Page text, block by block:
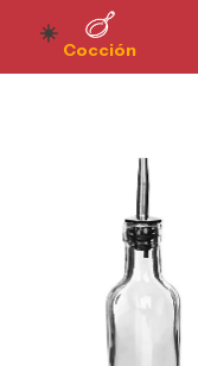
Cocción